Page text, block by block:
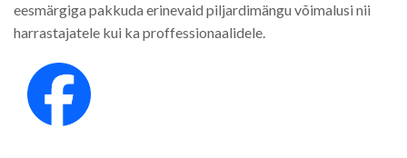
eesmärgiga pakkuda erinevaid piljardimängu võimalusi nii
harrastajatele kui ka proffessionaalidele.